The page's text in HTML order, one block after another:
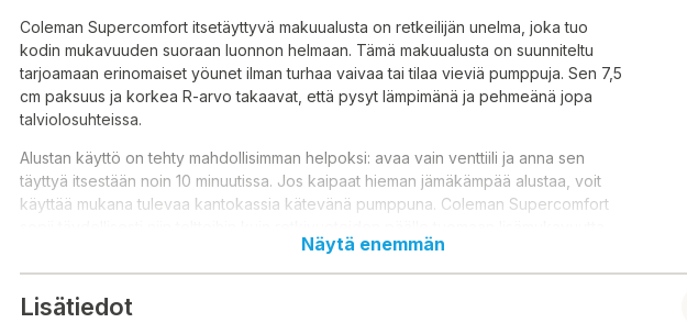
Coleman Supercomfort itsetäyttyvä makuualusta on retkeilijän unelma, joka tuo
kodin mukavuuden suoraan luonnon helmaan. Tämä makuualusta on suunniteltu
tarjoamaan erinomaiset yöunet ilman turhaa vaivaa tai tilaa vieviä pumppuja. Sen 7,5
cm paksuus ja korkea R-arvo takaavat, että pysyt lämpimänä ja pehmeänä jopa
talviolosuhteissa.
Alustan käyttö on tehty mahdollisimman helpoksi: avaa vain venttiili ja anna sen
täyttyä itsestään noin 10 minuutissa. Jos kaipaat hieman jämäkämpää alustaa, voit
käyttää mukana tulevaa kantokassia kätevänä pumppuna. Coleman Supercomfort
Tyyppi: Itsetäyttyvä
Näytä enemmän
Lisätiedot